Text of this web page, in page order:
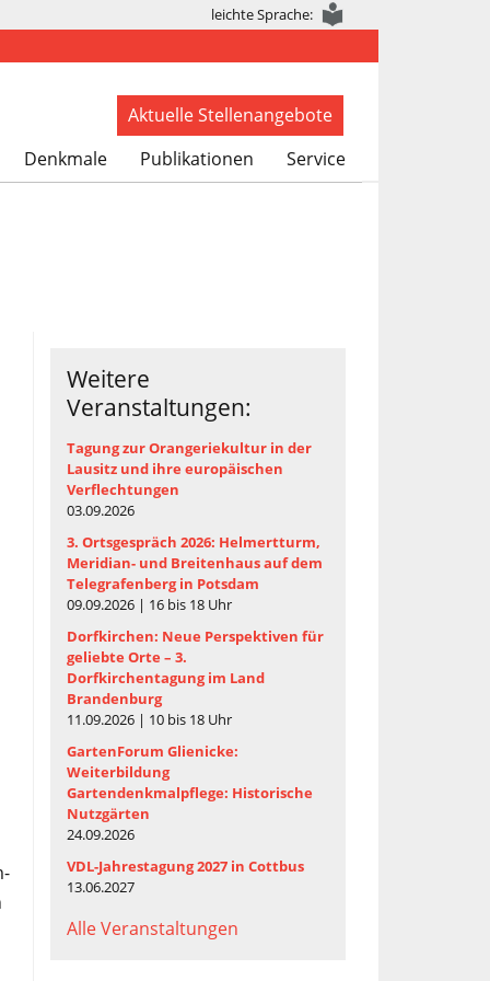
leichte Sprache:
Aktuelle Stellenangebote
Denkmale Publikationen Service
Weitere
Veranstaltungen:
Tagung zur Orangeriekultur in der
Lausitz und ihre europäischen
Verflechtungen
03.09.2026
3. Ortsgespräch 2026: Helmertturm,
Meridian- und Breitenhaus auf dem
Telegrafenberg in Potsdam
09.09.2026 | 16 bis 18 Uhr
Dorfkirchen: Neue Perspektiven für
geliebte Orte – 3.
Dorfkirchentagung im Land
Brandenburg
11.09.2026 | 10 bis 18 Uhr
GartenForum Glienicke:
Weiterbildung
Gartendenkmalpflege: Historische
Nutzgärten
24.09.2026
VDL-Jahrestagung 2027 in Cottbus
13.06.2027
Alle Veranstaltungen